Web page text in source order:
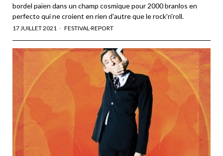
bordel païen dans un champ cosmique pour 2000 branlos en
perfecto qui ne croient en rien d'autre que le rock'n'roll.
17 JUILLET 2021 FESTIVAL ·REPORT